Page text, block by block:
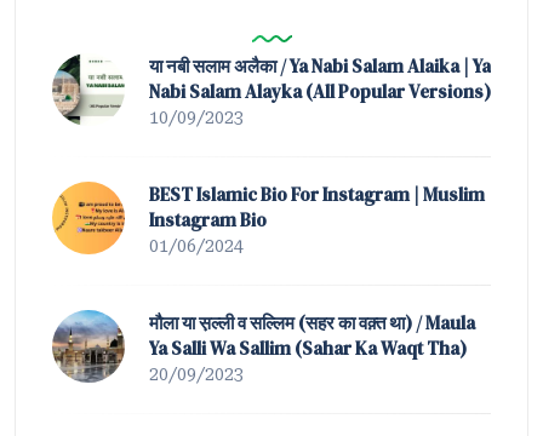
या नबी सलाम अलैका / Ya Nabi Salam Alaika | Ya
Nabi Salam Alayka (All Popular Versions)
10/09/2023
BEST Islamic Bio For Instagram | Muslim
Instagram Bio
01/06/2024
मौला या स़ल्ली व सल्लिम (सहर का वक़्त था) / Maula
Ya Salli Wa Sallim (Sahar Ka Waqt Tha)
20/09/2023